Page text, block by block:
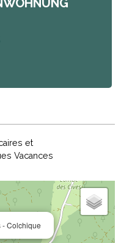
et
Vacances
- Colchique